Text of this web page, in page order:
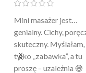
Mini masażer jest…
genialny. Cichy,
skuteczny. Myślałam,
tylko „zabawka”, a tu
proszę – uzależnia 😅